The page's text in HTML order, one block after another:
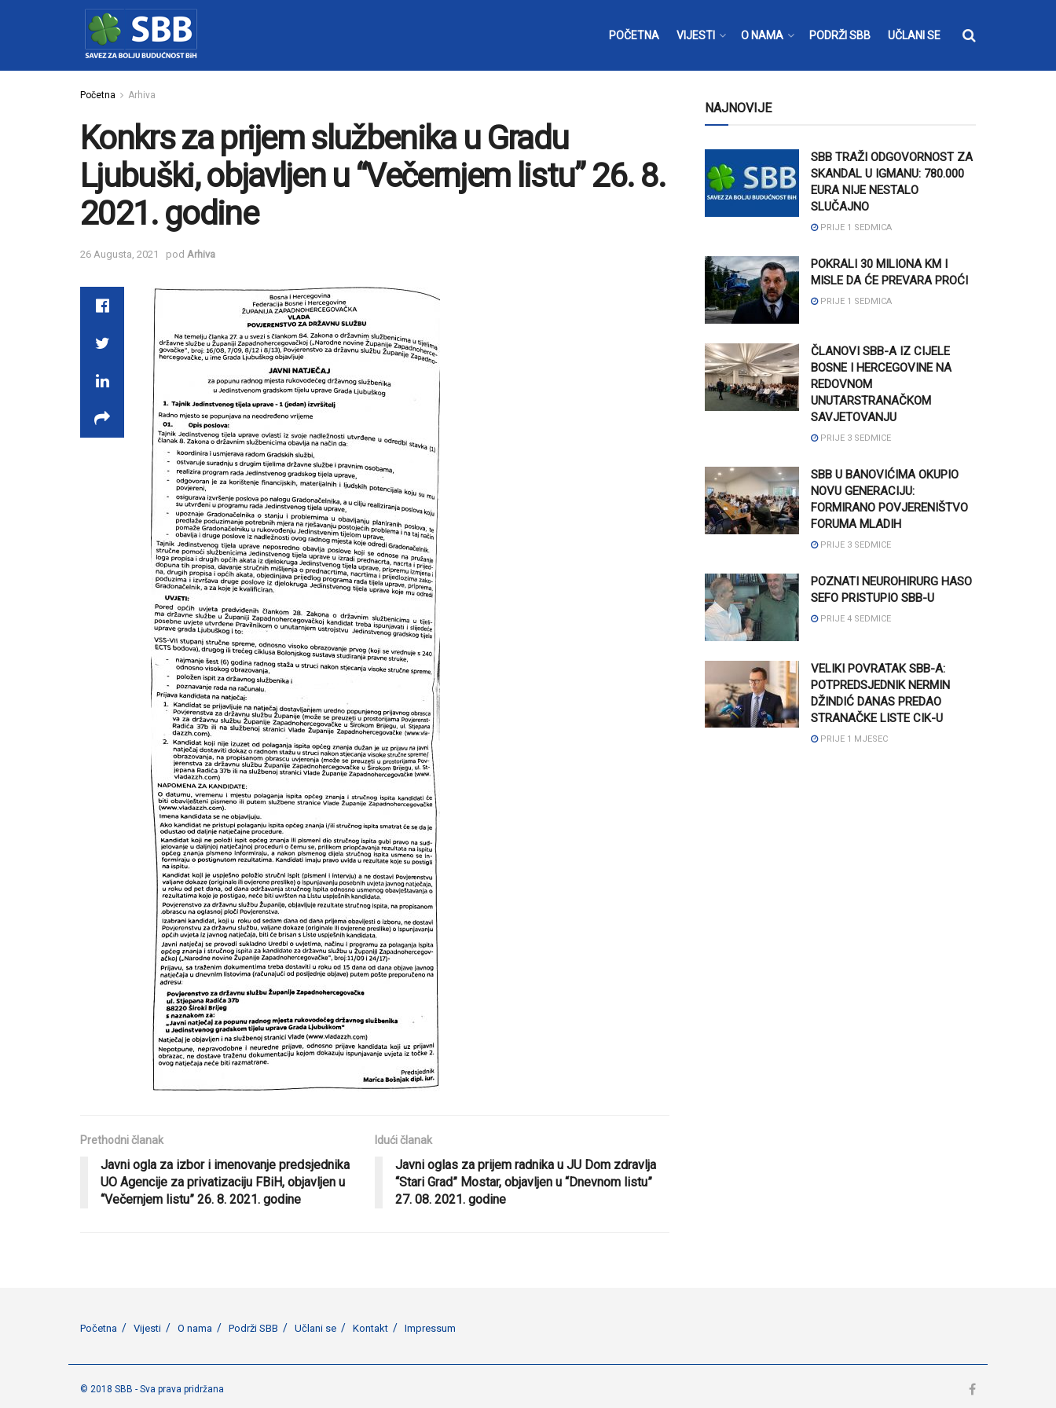
POČETNA VIJESTI O NAMA PODRŽI SBB UČLANI SE
Početna Arhiva
Konkrs za prijem službenika u Gradu
Ljubuški, objavljen u “Večernjem listu” 26. 8.
2021. godine
26 Augusta, 2021 pod Arhiva
Prethodni članak
Javni ogla za izbor i imenovanje predsjednika
UO Agencije za privatizaciju FBiH, objavljen u
“Večernjem listu” 26. 8. 2021. godine
Idući članak
Javni oglas za prijem radnika u JU Dom zdravlja
“Stari Grad” Mostar, objavljen u “Dnevnom listu”
27. 08. 2021. godine
NAJNOVIJE
SBB TRAŽI ODGOVORNOST ZA
SKANDAL U IGMANU: 780.000
EURA NIJE NESTALO
SLUČAJNO
PRIJE 1 SEDMICA
POKRALI 30 MILIONA KM I
MISLE DA ĆE PREVARA PROĆI
PRIJE 1 SEDMICA
ČLANOVI SBB-A IZ CIJELE
BOSNE I HERCEGOVINE NA
REDOVNOM
UNUTARSTRANAČKOM
SAVJETOVANJU
PRIJE 3 SEDMICE
SBB U BANOVIĆIMA OKUPIO
NOVU GENERACIJU:
FORMIRANO POVJERENIŠTVO
FORUMA MLADIH
PRIJE 3 SEDMICE
POZNATI NEUROHIRURG HASO
SEFO PRISTUPIO SBB-U
PRIJE 4 SEDMICE
VELIKI POVRATAK SBB-A:
POTPREDSJEDNIK NERMIN
DŽINDIĆ DANAS PREDAO
STRANAČKE LISTE CIK-U
PRIJE 1 MJESEC
Početna Vijesti O nama Podrži SBB Učlani se Kontakt Impressum
© 2018 SBB - Sva prava pridržana